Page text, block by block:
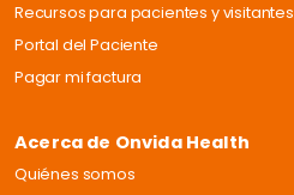
Recursos para pacientes y visitantes
Portal del Paciente
Pagar mi factura
Acerca de Onvida Health
Quiénes somos